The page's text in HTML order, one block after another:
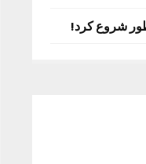
شروع کرد!